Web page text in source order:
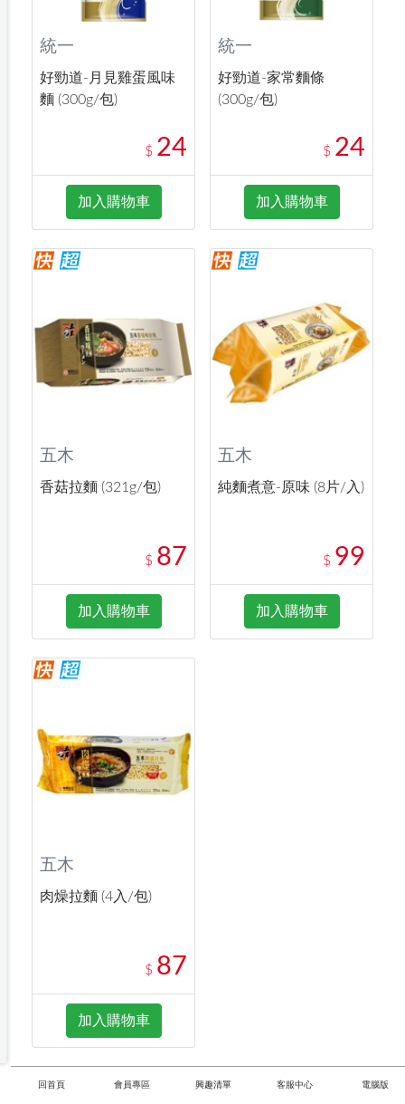
統一
好勁道-月見雞蛋風味
麵 (300g/包)
$ 24
加入購物車
統一
好勁道-家常麵條
(300g/包)
$ 24
加入購物車
五木
香菇拉麵 (321g/包)
$ 87
加入購物車
五木
純麵煮意-原味 (8片/入)
$ 99
加入購物車
五木
肉燥拉麵 (4入/包)
$ 87
加入購物車
回首頁 會員專區 興趣清單 客服中心 電腦版